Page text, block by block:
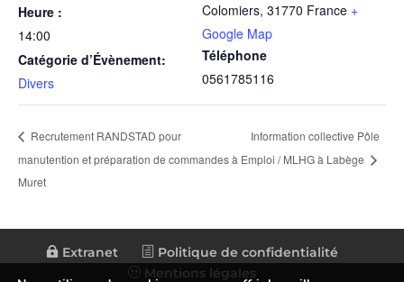
Heure :
14:00
Catégorie d’Évènement:
Divers
Colomiers, 31770 France +
Google Map
Téléphone
0561785116
Recrutement RANDSTAD pour
manutention et préparation de commandes à
Muret
Information collective Pôle
Emploi / MLHG à Labège
Extranet
Politique de confidentialité
Mentions légales